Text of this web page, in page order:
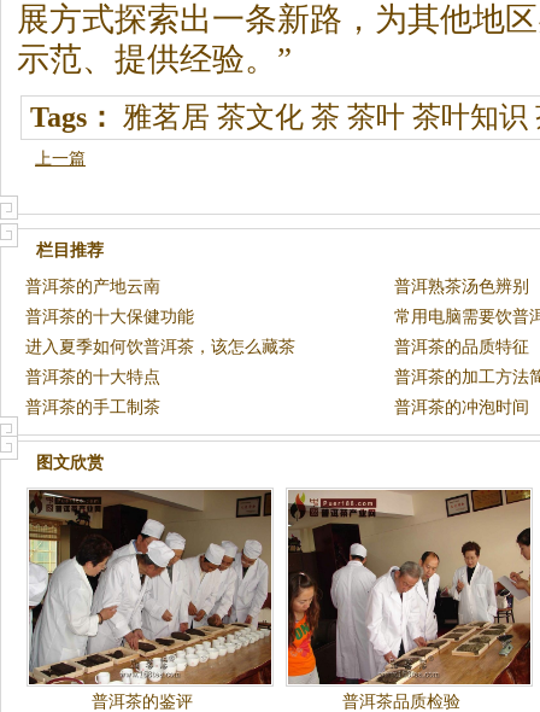
展方式探索出一条新路，为其他地
示范、提供经验。”
Tags： 雅茗居 茶文化 茶 茶叶 茶叶知识
上一篇
栏目推荐
普洱茶的产地云南
普洱熟茶汤色辨别
普洱茶的十大保健功能
常用电脑需要饮普
进入夏季如何饮普洱茶，该怎么藏茶
普洱茶的品质特征
普洱茶的十大特点
普洱茶的加工方法
普洱茶的手工制茶
普洱茶的冲泡时间
图文欣赏
普洱茶的鉴评 普洱茶品质检验